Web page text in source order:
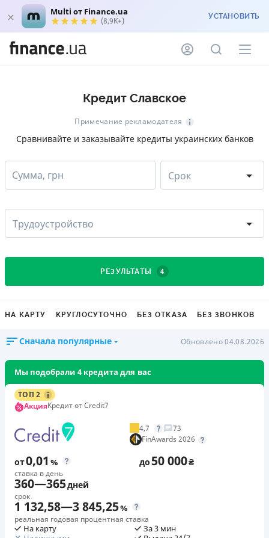
Multi от Finance.ua
(8,9K+) УСТАНОВИТЬ
Кредит Славское
Примечание рекламодателя
Сравнивайте и заказывайте кредиты украинских банков
Сумма, грн Срок
Трудоустройство
РЕЗУЛЬТАТЫ 4
НА КАРТУ КРУГЛОСУТОЧНО БЕЗ ОТКАЗА БЕЗ ЗВОНКОВ
Сначала популярные Обновлено 04.08.2026
Мы подобрали 4 кредита для вас
ТОП 2
АкцияКредит от Credit7
4,7
73
FinAwards 2026
от0,01 %
ставка в день
до50 000₴
360—365дней
срок
1 132,58—3 845,25%
реальная годовая процентная ставка
На карту
За 3 мин